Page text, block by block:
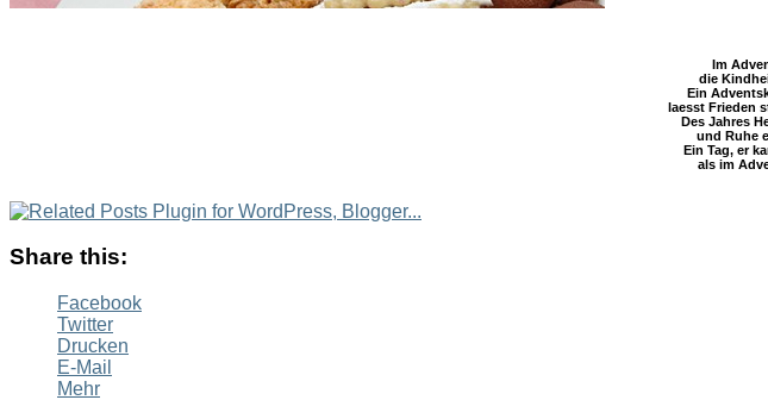
Im
die
Ein
laesst Frieden
Des Jahres
und Ruhe
Ein Tag, er
als im
Share this:
Facebook
Twitter
Drucken
E-Mail
Mehr